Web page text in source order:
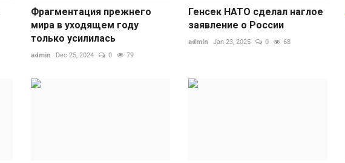
Фрагментация прежнего
мира в уходящем году
только усилилась
admin Dec 25, 2024 0 79
Генсек НАТО сделал наглое
заявление о России
admin Jan 23, 2025 0 68